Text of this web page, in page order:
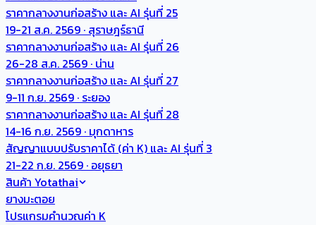
ราคากลางงานก่อสร้าง และ AI รุ่นที่ 25
19-21 ส.ค. 2569 · สุราษฎร์ธานี
ราคากลางงานก่อสร้าง และ AI รุ่นที่ 26
26-28 ส.ค. 2569 · น่าน
ราคากลางงานก่อสร้าง และ AI รุ่นที่ 27
9-11 ก.ย. 2569 · ระยอง
ราคากลางงานก่อสร้าง และ AI รุ่นที่ 28
14-16 ก.ย. 2569 · มุกดาหาร
สัญญาแบบปรับราคาได้ (ค่า K) และ AI รุ่นที่ 3
21-22 ก.ย. 2569 · อยุธยา
สินค้า Yotathai
ยางมะตอย
โปรแกรมคำนวณค่า K